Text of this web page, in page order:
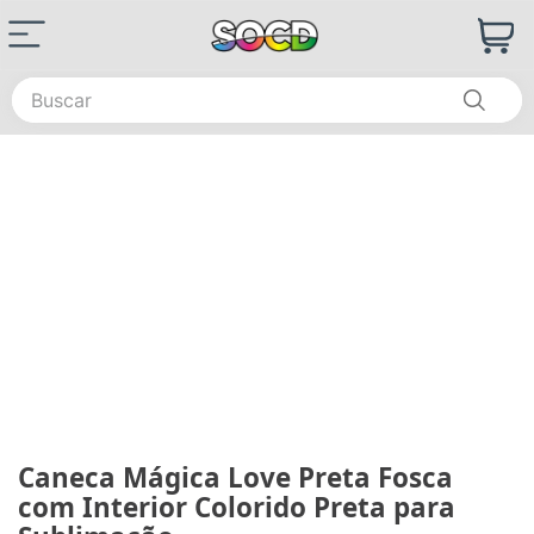
Buscar
Caneca Mágica Love Preta Fosca
com Interior Colorido Preta para